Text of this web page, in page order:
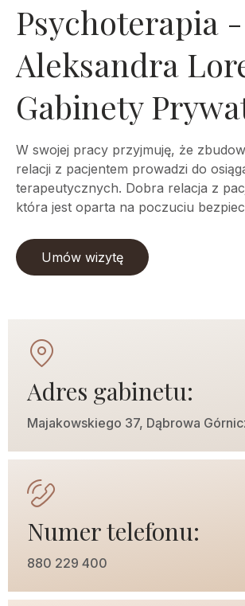
Psychoterapia -
Aleksandra
Gabinety
W swojej pracy przyjmuję, że
relacji z pacjentem prowadzi do
terapeutycznych. Dobra relacja z
która jest oparta na poczuciu
Umów wizytę
Adres gabinetu:
Majakowskiego 37, Dąbrowa
Numer telefonu:
880 229 400